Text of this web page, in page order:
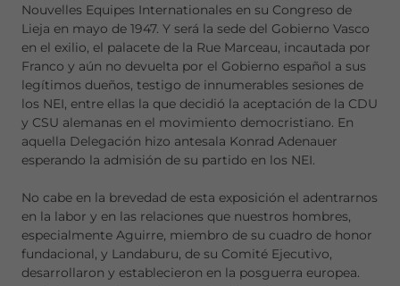
Nouvelles Equipes Internationales en su Congreso de
Lieja en mayo de 1947. Y será la sede del Gobierno Vasco
en el exilio, el palacete de la Rue Marceau, incautada por
Franco y aún no devuelta por el Gobierno español a sus
legítimos dueños, testigo de innumerables sesiones de
los NEI, entre ellas la que decidió la aceptación de la CDU
y CSU alemanas en el movimiento democristiano. En
aquella Delegación hizo antesala Konrad Adenauer
esperando la admisión de su partido en los NEI.
No cabe en la brevedad de esta exposición el adentrarnos
en la labor y en las relaciones que nuestros hombres,
especialmente Aguirre, miembro de su cuadro de honor
fundacional, y Landaburu, de su Comité Ejecutivo,
desarrollaron y establecieron en la posguerra europea.